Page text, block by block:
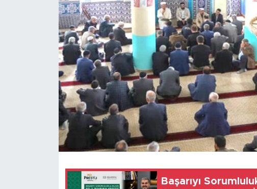
Başarıyı
Yaşam
Ekonomi
Hava Durumu